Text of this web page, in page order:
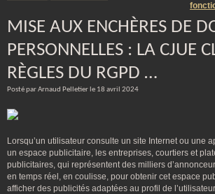
MISE AUX ENCHÈRES DE
PERSONNELLES : LA CJUE
RÈGLES DU RGPD …
Posté par Arnaud Pelletier le 18 avril 2024
Lorsqu’un utilisateur consulte un site Internet ou une
un espace publicitaire, les entreprises, courtiers et
publicitaires, qui représentent des milliers
en temps réel, en coulisse, pour obtenir cet espace
afficher des publicités adaptées au profil de